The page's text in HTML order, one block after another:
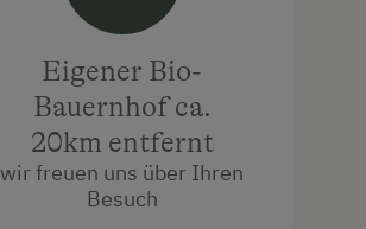
Eigener Bio-
Bauernhof ca.
20km entfernt
wir freuen uns über Ihren
Besuch